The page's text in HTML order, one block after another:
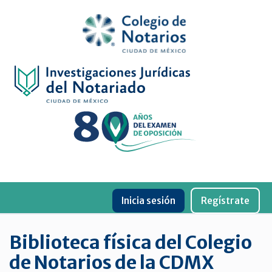
Física
Jurídica
virtual
de
Inicia sesión Regístrate
Biblioteca física del Colegio
de Notarios de la CDMX